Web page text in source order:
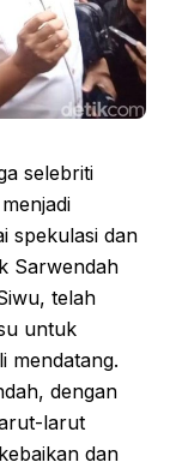
selebriti
spekulasi dan
Sarwendah
telah
untuk
mendatang.
dengan
larut
dan